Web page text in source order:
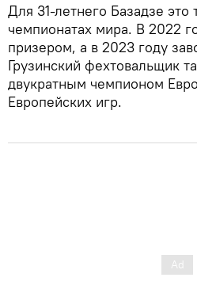
Для 31-летнего Базадзе это
чемпионатах мира. В 2022
призером, а в 2023 году
Грузинский фехтовальщик
двукратным чемпионом
Европейских игр.